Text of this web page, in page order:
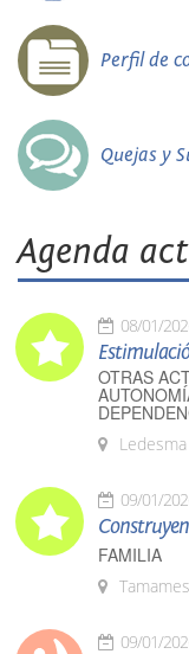
Perfil de
Quejas y
Agenda
08/01/
OTRAS
Ledesma
09/01/
FAMILIA
Tamames
09/01/